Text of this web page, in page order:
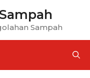
Sampah